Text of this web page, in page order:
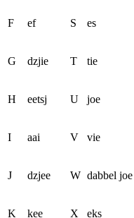
F ef S es
G dzjie T tie
H eetsj U joe
I aai V vie
J dzjee W dabbel joe
K kee X eks